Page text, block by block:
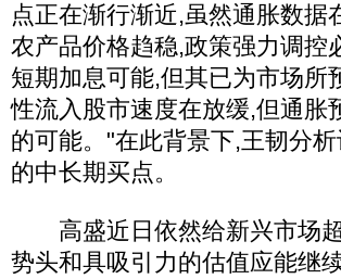
点正在渐行渐近,虽然通胀数
农产品价格趋稳,政策强力调控
短期加息可能,但其已为市场所
性流入股市速度在放缓,但通胀
的可能。"在此背景下,王韧分
的中长期买点。
高盛近日依然给新兴市场超
势头和具吸引力的估值应能继